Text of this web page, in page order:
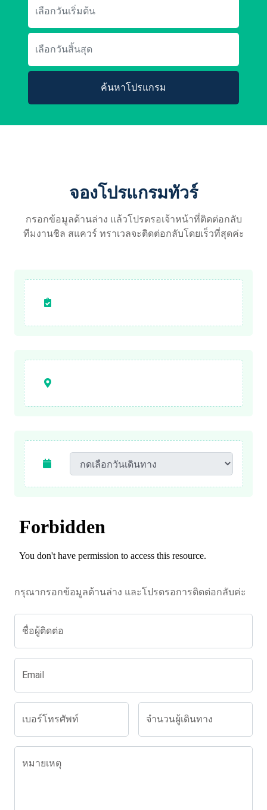
ค้นหาโปรแกรม
จองโปรแกรมทัวร์
กรอกข้อมูลด้านล่าง แล้วโปรดรอเจ้าหน้าที่ติดต่อกลับ
ทีมงานชิล สแควร์ ทราเวลจะติดต่อกลับโดยเร็วที่สุดค่ะ
กรุณากรอกข้อมูลด้านล่าง และโปรดรอการติดต่อกลับค่ะ
ชื่อผู้ติดต่อ
Email
เบอร์โทรศัพท์ จำนวนผู้เดินทาง
หมายเหตุ